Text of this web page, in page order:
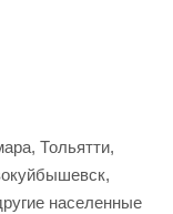
Тольятти,
населенные